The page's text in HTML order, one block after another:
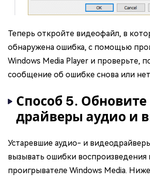
Теперь откройте видеофайл, в
обнаружена ошибка, с помощью
Windows Media Player и проверьте,
сообщение об ошибке снова или
Способ 5. Обновите
драйверы аудио и
Устаревшие аудио- и
вызывать ошибки воспроизведения
проигрывателе Windows Media.